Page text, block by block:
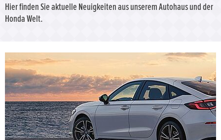
Gebrauchtwagen
Service & Zubehör
Unser Autohaus
Zur Motorradseite
Hier finden Sie aktuelle Neuigkeiten aus unserem Autohaus und der
Honda Welt.